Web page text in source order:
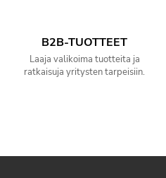
B2B-TUOTTEET
Laaja valikoima tuotteita ja
ratkaisuja yritysten tarpeisiin.